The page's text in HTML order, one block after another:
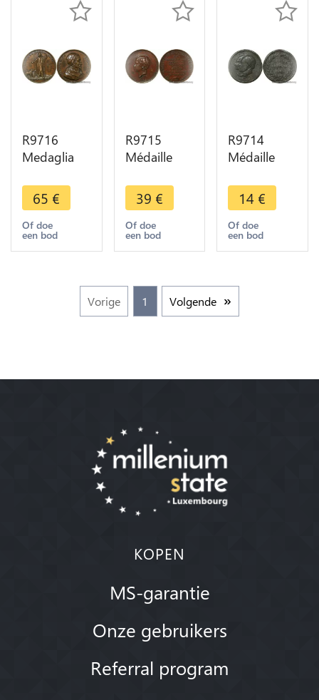
circa 1450
R9716
Medaglia
Vatican
Retraite Leo
XIII Pastor
Bonvs 1843
65 €
Of doe
een bod
R9715
Médaille
IV fils
Napoléon
III Société
Prince
>Offer
39 €
Of doe
een bod
R9714
Médaille
Portraits
Roi Kings
1864
Plomb A
14 €
Of doe
een bod
Vorige 1 Volgende
KOPEN
MS-garantie
Onze gebruikers
Referral program